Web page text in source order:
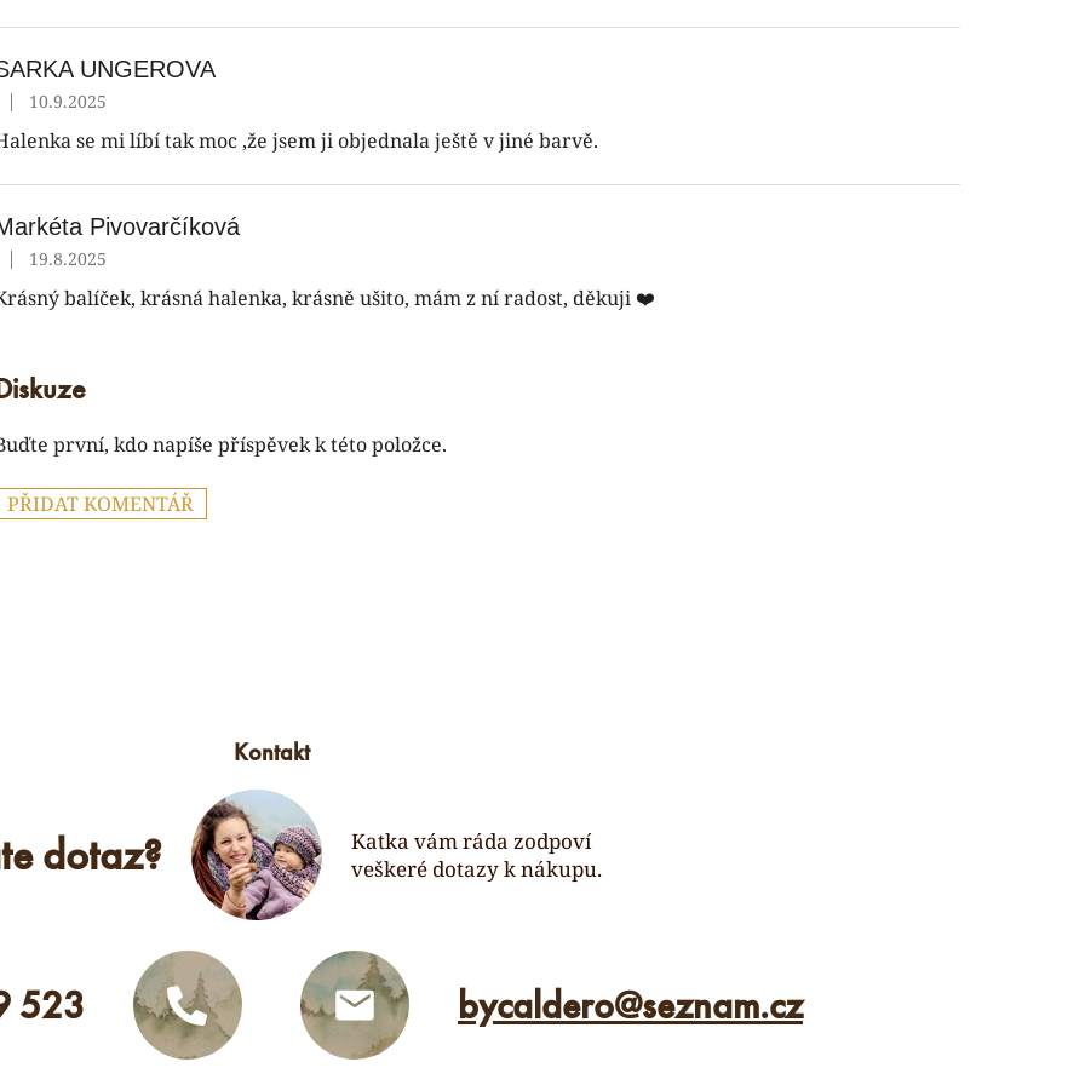
UNGEROVA
produktu je 5 z 5 hvězdiček.
| 10.9.2025
se mi líbí tak moc ,že jsem ji objednala ještě v jiné barvě.
Pivovarčíková
produktu je 5 z 5 hvězdiček.
| 19.8.2025
balíček, krásná halenka, krásně ušito, mám z ní radost, děkuji ❤️
první, kdo napíše příspěvek k této položce.
PŘIDAT KOMENTÁŘ
Kontakt
dotaz?
Katka vám ráda zodpoví
veškeré dotazy k nákupu.
bycaldero@seznam.cz
523